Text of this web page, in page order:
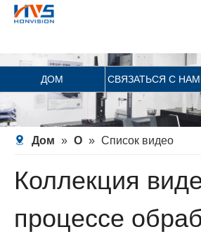
ДОМ СВЯЗАТЬСЯ С
Дом » О » Список видео
Коллекция
процессе